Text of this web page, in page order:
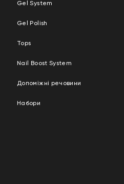
Gel System
Gel Polish
Tops
Nail Boost System
Допоміжні речовини
Набори